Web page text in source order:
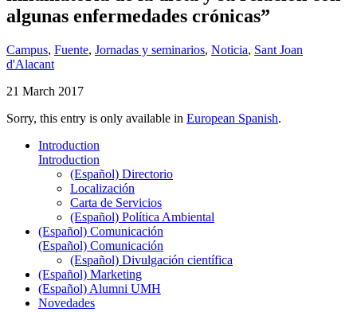
algunas enfermedades crónicas”
Campus, Fuente, Jornadas y seminarios, Noticia, Sant Joan
d'Alacant
21 March 2017
Sorry, this entry is only available in European Spanish.
Introduction
Introduction
(Español) Directorio
Localización
Carta de Servicios
(Español) Política Ambiental
(Español) Comunicación
(Español) Comunicación
(Español) Divulgación científica
(Español) Marketing
(Español) Alumni UMH
Novedades